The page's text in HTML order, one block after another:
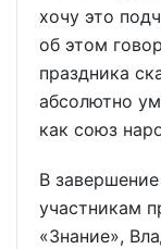
хочу это
об этом
праздника
абсолютно
как союз
В
участникам
«Знание»,